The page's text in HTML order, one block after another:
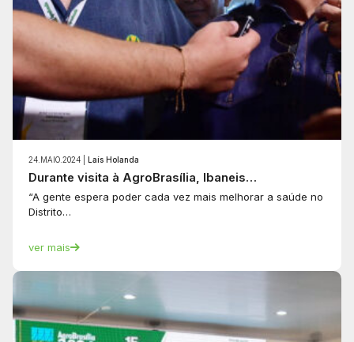
24.MAIO.2024 | Laís Holanda
Durante visita à AgroBrasília, Ibaneis…
“A gente espera poder cada vez mais melhorar a saúde no
Distrito…
ver mais